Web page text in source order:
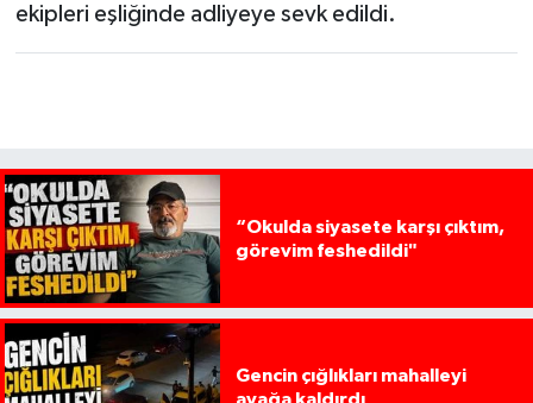
ekipleri eşliğinde adliyeye sevk edildi.
“Okulda siyasete karşı çıktım,
görevim feshedildi"
Gencin çığlıkları mahalleyi